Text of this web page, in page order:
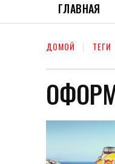
ГЛАВНАЯ
ДОМОЙ ТЕГИ